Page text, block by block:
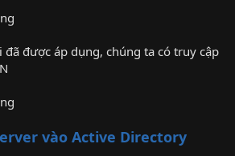
đã được áp dụng, chúng ta có truy cập
vào Active Directory